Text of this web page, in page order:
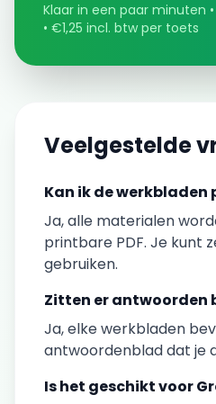
Klaar in een paar minuten
• €1,25 incl. btw per toets
Veelgestelde
Kan ik dewerkbladen
Ja, alle materialen
printbare PDF. Je kunt
gebruiken.
Zitten er antwoorden
Ja, elkewerkbladen
antwoordenblad dat je
Is het geschikt voor